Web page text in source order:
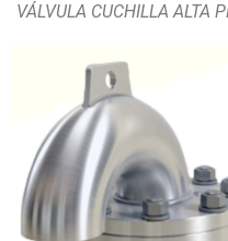
VÁLVULA CUCHILLA ALTA